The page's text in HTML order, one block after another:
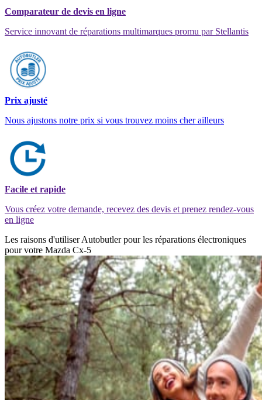
Comparateur de devis en ligne
Service innovant de réparations multimarques promu par Stellantis
Prix ajusté
Nous ajustons notre prix si vous trouvez moins cher ailleurs
Facile et rapide
Vous créez votre demande, recevez des devis et prenez rendez-vous
en ligne
Les raisons d'utiliser Autobutler pour les réparations électroniques
pour votre Mazda Cx-5